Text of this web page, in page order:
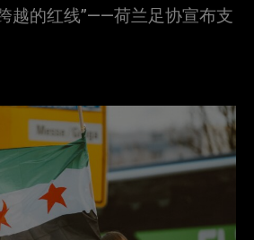
越的红线”——荷兰足协宣布支